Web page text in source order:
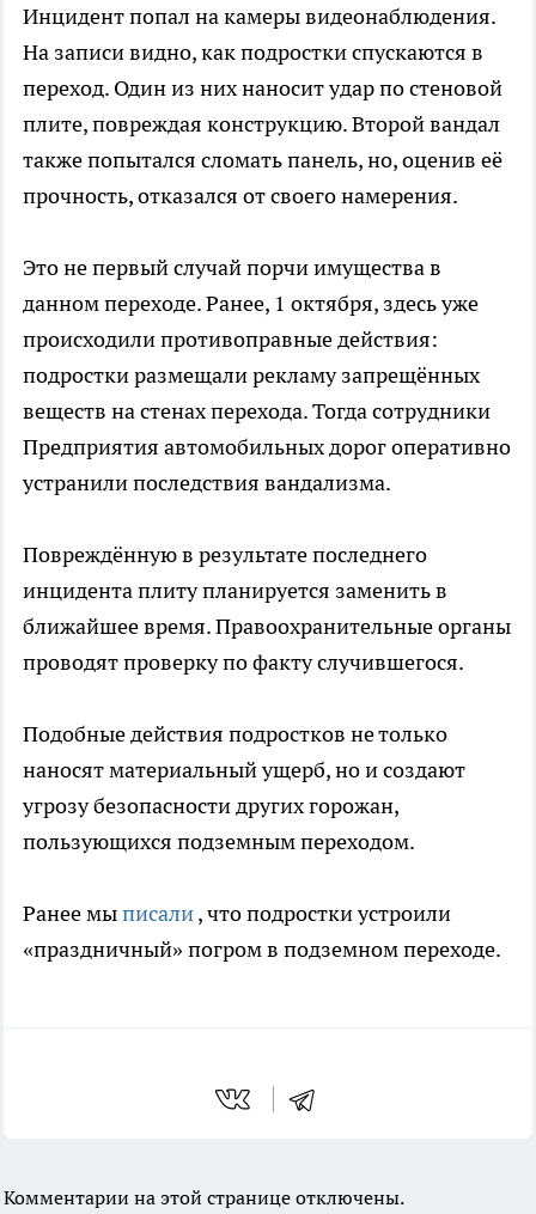
Инцидент попал на камеры видеонаблюдения.
На записи видно, как подростки спускаются в
переход. Один из них наносит удар по стеновой
плите, повреждая конструкцию. Второй вандал
также попытался сломать панель, но, оценив её
прочность, отказался от своего намерения.
Это не первый случай порчи имущества в
данном переходе. Ранее, 1 октября, здесь уже
происходили противоправные действия:
подростки размещали рекламу запрещённых
веществ на стенах перехода. Тогда сотрудники
Предприятия автомобильных дорог оперативно
устранили последствия вандализма.
Повреждённую в результате последнего
инцидента плиту планируется заменить в
ближайшее время. Правоохранительные органы
проводят проверку по факту случившегося.
Подобные действия подростков не только
наносят материальный ущерб, но и создают
угрозу безопасности других горожан,
пользующихся подземным переходом.
Ранее мыписали, что подростки устроили
«праздничный» погром в подземном переходе.
Комментарии на этой странице отключены.